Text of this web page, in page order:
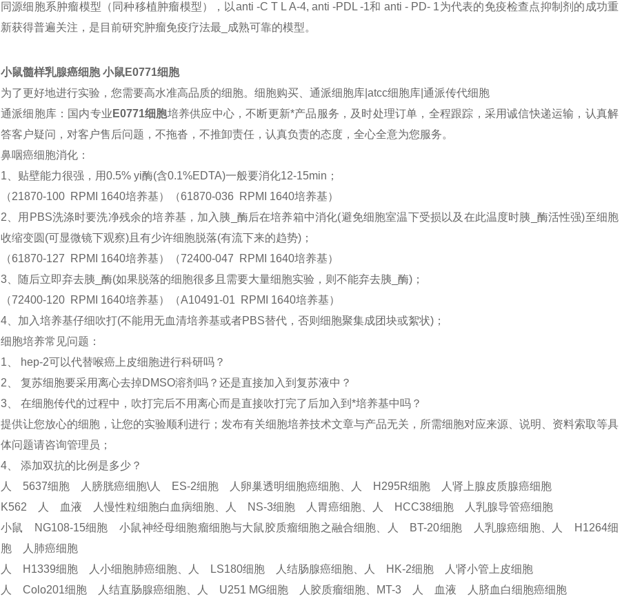
同源细胞系肿瘤模型（同种移植肿瘤模型），以anti -C T L A-4, anti -PDL -1和 anti - PD- 1为代表的免疫检查点抑制剂的成功重
新获得普遍关注，是目前研究肿瘤免疫疗法最_成熟可靠的模型。
小鼠髓样乳腺癌细胞 小鼠E0771细胞
为了更好地进行实验，您需要高水准高品质的细胞。细胞购买、通派细胞库|atcc细胞库|通派传代细胞
通派细胞库：国内专业 E0771细胞培养供应中心，不断更新*产品服务，及时处理订单，全程跟踪，采用诚信快递运输，认真解
答客户疑问，对客户售后问题，不拖沓，不推卸责任，认真负责的态度，全心全意为您服务。
鼻咽癌细胞消化：
1、贴壁能力很强，用0.5% yi酶(含0.1%EDTA)一般要消化12-15min；
（21870-100 RPMI 1640培养基）（61870-036 RPMI 1640培养基）
2、用PBS洗涤时要洗净残余的培养基，加入胰_酶后在培养箱中消化(避免细胞室温下受损以及在此温度时胰_酶活性强)至细胞
收缩变圆(可显微镜下观察)且有少许细胞脱落(有流下来的趋势)；
（61870-127 RPMI 1640培养基）（72400-047 RPMI 1640培养基）
3、随后立即弃去胰_酶(如果脱落的细胞很多且需要大量细胞实验，则不能弃去胰_酶)；
（72400-120 RPMI 1640培养基）（A10491-01 RPMI 1640培养基）
4、加入培养基仔细吹打(不能用无血清培养基或者PBS替代，否则细胞聚集成团块或絮状)；
细胞培养常见问题：
1、 hep-2可以代替喉癌上皮细胞进行科研吗？
2、 复苏细胞要采用离心去掉DMSO溶剂吗？还是直接加入到复苏液中？
3、 在细胞传代的过程中，吹打完后不用离心而是直接吹打完了后加入到*培养基中吗？
提供让您放心的细胞，让您的实验顺利进行；发布有关细胞培养技术文章与产品无关，所需细胞对应来源、说明、资料索取等具
体问题请咨询管理员；
4、 添加双抗的比例是多少？
人 5637细胞 人膀胱癌细胞\人 ES-2细胞 人卵巢透明细胞癌细胞、人 H295R细胞 人肾上腺皮质腺癌细胞
K562 人 血液 人慢性粒细胞白血病细胞、人 NS-3细胞 人胃癌细胞、人 HCC38细胞 人乳腺导管癌细胞
小鼠 NG108-15细胞 小鼠神经母细胞瘤细胞与大鼠胶质瘤细胞之融合细胞、人 BT-20细胞 人乳腺癌细胞、人 H1264细
胞 人肺癌细胞
人 H1339细胞 人小细胞肺癌细胞、人 LS180细胞 人结肠腺癌细胞、人 HK-2细胞 人肾小管上皮细胞
人 Colo201细胞 人结直肠腺癌细胞、人 U251 MG细胞 人胶质瘤细胞、MT-3 人 血液 人脐血白细胞癌细胞